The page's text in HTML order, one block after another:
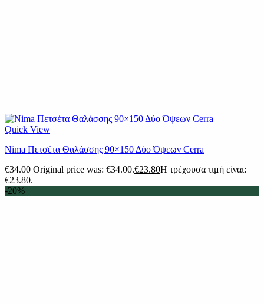
Quick View
Nima Πετσέτα Θαλάσσης 90×150 Δύο Όψεων Cerra
€34.00 Original price was: €34.00.€23.80Η τρέχουσα τιμή είναι:
€23.80.
-20%